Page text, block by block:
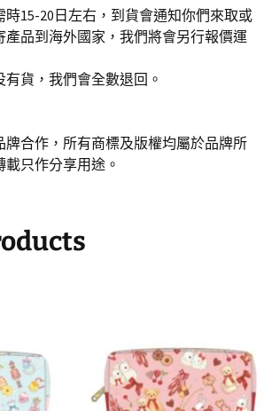
15-20日左右，到貨會通知你們來取或
產品到海外國家，我們將會另行報價運
貨，我們會全數退回。
牌合作，所有商標及版權均屬於品牌所
只作分享用途。